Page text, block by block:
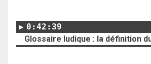
0:42:39
Glossaire ludique : la définition